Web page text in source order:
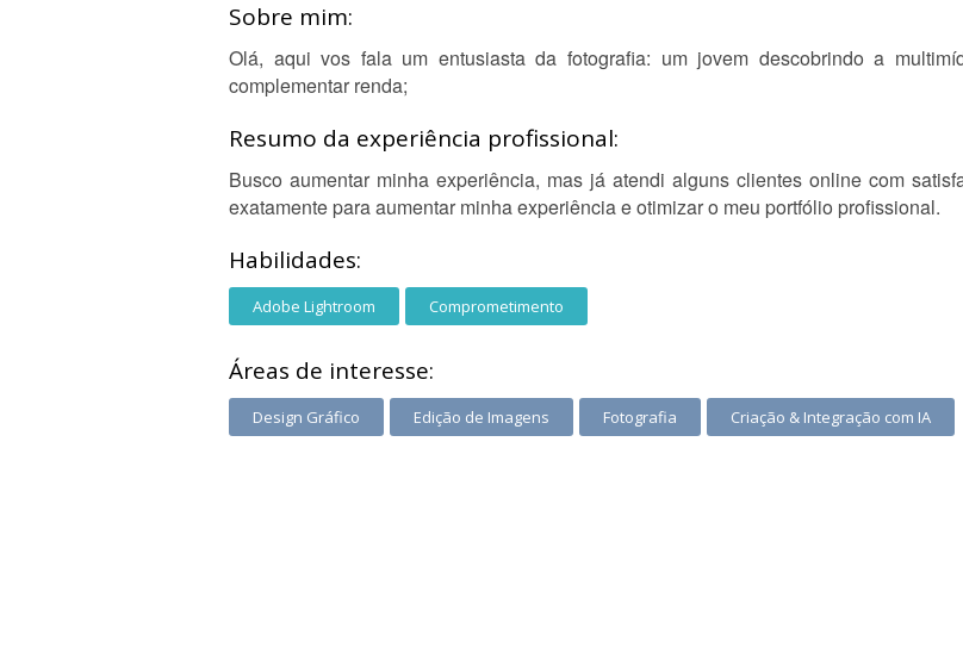
Sobre mim:
Olá, aqui vos fala um entusiasta da fotografia: um jovem descobrindo a
complementar renda;
Resumo da experiência profissional:
Busco aumentar minha experiência, mas já atendi alguns clientes online com
exatamente para aumentar minha experiência e otimizar o meu portfólio profissional.
Habilidades:
Adobe Lightroom Comprometimento
Áreas de interesse:
Design Gráfico Edição de Imagens Fotografia Criação & Integração com IA